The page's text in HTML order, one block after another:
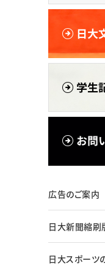
広告のご案内
日大新聞縮刷
日大スポーツ